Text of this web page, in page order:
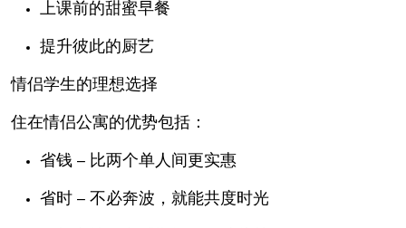
上课前的甜蜜早餐
提升彼此的厨艺
情侣学生的理想选择
住在情侣公寓的优势包括：
省钱 – 比两个单人间更实惠
省时 – 不必奔波，就能共度时光